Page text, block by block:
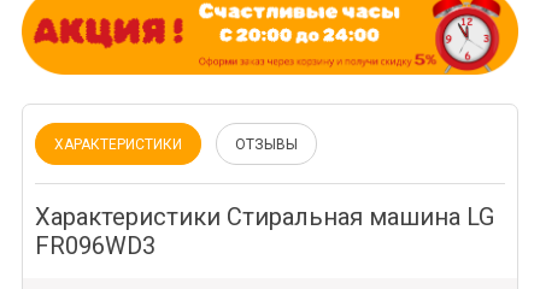
ХАРАКТЕРИСТИКИ ОТЗЫВЫ
Характеристики Стиральная машина LG
FR096WD3